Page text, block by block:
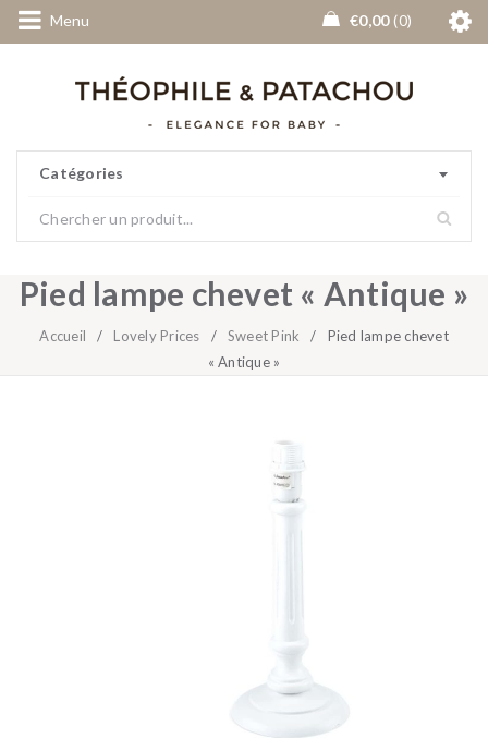
Menu €0,00 0
Catégories
Pied lampe chevet « Antique »
Accueil / Lovely Prices / Sweet Pink /
Pied lampe chevet
« Antique »